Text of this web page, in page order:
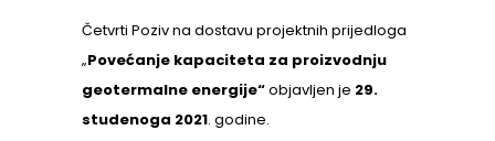
Četvrti Poziv na dostavu projektnih prijedloga
„Povećanje kapaciteta za proizvodnju
geotermalne energije“objavljen je 29.
studenoga 2021. godine.